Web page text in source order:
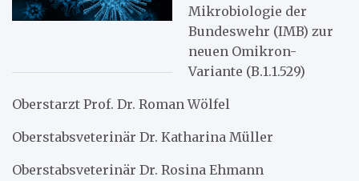
Mikrobiologie der
Bundeswehr (IMB) zur
neuen Omikron-
Variante (B.1.1.529)
Oberstarzt Prof. Dr. Roman Wölfel
Oberstabsveterinär Dr. Katharina Müller
Oberstabsveterinär Dr. Rosina Ehmann